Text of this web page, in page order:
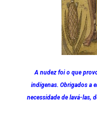
A nudez foi o que
indígenas. Obrigados a
necessidade de lavá-las,